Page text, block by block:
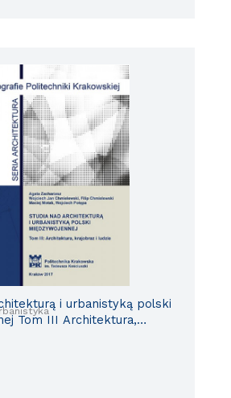
i urbanistyką polski
Tom III Architektura,